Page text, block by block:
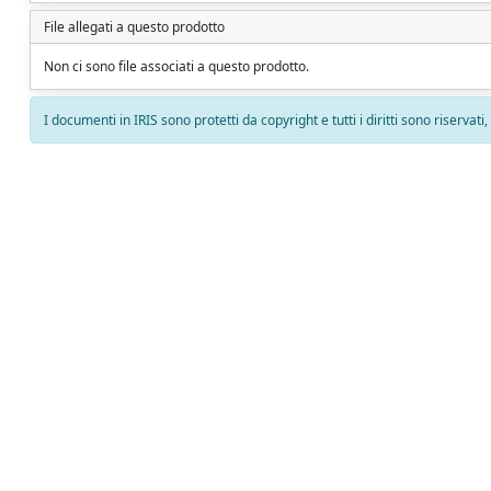
File allegati a questo prodotto
Non ci sono file associati a questo prodotto.
I documenti in IRIS sono protetti da copyright e tutti i diritti sono